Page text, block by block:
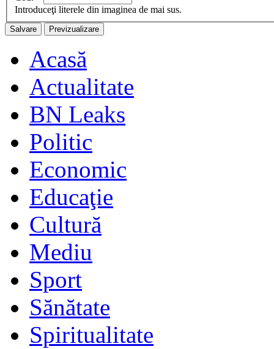
Introduceţi literele din imaginea de mai sus.
Acasă
Actualitate
BN Leaks
Politic
Economic
Educaţie
Cultură
Mediu
Sport
Sănătate
Spiritualitate